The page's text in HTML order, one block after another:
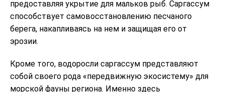
предоставляя укрытие для мальков рыб. Саргассум
способствует самовосстановлению песчаного
берега, накапливаясь на нем и защищая его от
эрозии.
Кроме того, водоросли саргассум представляют
собой своего рода «передвижную экосистему» ​​для
морской фауны региона. Именно здесь